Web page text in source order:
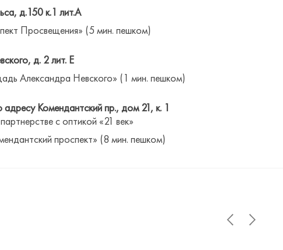
д.150 к.1 лит.А
Просвещения» (5 мин. пешком)
д. 2 лит. Е
Александра Невского» (1 мин. пешком)
Комендантский пр., дом 21, к. 1
с оптикой «21 век»
проспект» (8 мин. пешком)